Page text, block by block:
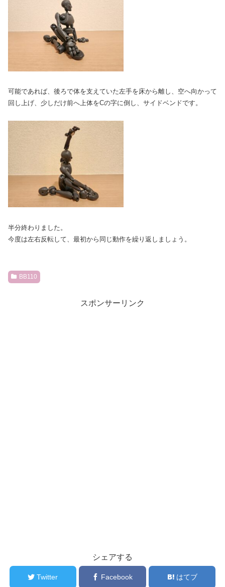
可能であれば、後ろで体を支えていた左手を床から離し、空へ向かって
回し上げ、少しだけ前へ上体をCの字に倒し、サイドベンドです。
半分終わりました。
今度は左右反転して、最初から同じ動作を繰り返しましょう。
BB110
スポンサーリンク
シェアする
Twitter Facebook はてブ